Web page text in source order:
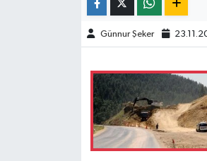
Günnur Şeker
TÜRKİYE